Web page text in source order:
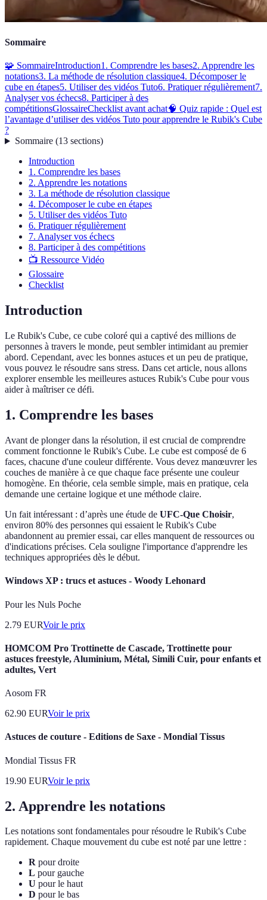
Sommaire
🧩 SommaireIntroduction1. Comprendre les bases2. Apprendre les
notations3. La méthode de résolution classique4. Décomposer le
cube en étapes5. Utiliser des vidéos Tuto6. Pratiquer régulièrement7.
Analyser vos échecs8. Participer à des
compétitionsGlossaireChecklist avant achat🧠 Quiz rapide : Quel est
l’avantage d’utiliser des vidéos Tuto pour apprendre le Rubik's Cube
?
Sommaire(13 sections)
Introduction
1. Comprendre les bases
2. Apprendre les notations
3. La méthode de résolution classique
4. Décomposer le cube en étapes
5. Utiliser des vidéos Tuto
6. Pratiquer régulièrement
7. Analyser vos échecs
8. Participer à des compétitions
📺 Ressource Vidéo
Glossaire
Checklist
Introduction
Le Rubik's Cube, ce cube coloré qui a captivé des millions de
personnes à travers le monde, peut sembler intimidant au premier
abord. Cependant, avec les bonnes astuces et un peu de pratique,
vous pouvez le résoudre sans stress. Dans cet article, nous allons
explorer ensemble les meilleures astuces Rubik's Cube pour vous
aider à maîtriser ce défi.
1. Comprendre les bases
Avant de plonger dans la résolution, il est crucial de comprendre
comment fonctionne le Rubik's Cube. Le cube est composé de 6
faces, chacune d'une couleur différente. Vous devez manœuvrer les
couches de manière à ce que chaque face présente une couleur
homogène. En théorie, cela semble simple, mais en pratique, cela
demande une certaine logique et une méthode claire.
Un fait intéressant : d’après une étude de UFC-Que Choisir,
environ 80% des personnes qui essaient le Rubik's Cube
abandonnent au premier essai, car elles manquent de ressources ou
d'indications précises. Cela souligne l'importance d'apprendre les
techniques appropriées dès le début.
Windows XP : trucs et astuces - Woody Lehonard
Pour les Nuls Poche
2.79 EURVoir le prix
HOMCOM Pro Trottinette de Cascade, Trottinette pour
astuces freestyle, Aluminium, Métal, Simili Cuir, pour enfants et
adultes, Vert
Aosom FR
62.90 EURVoir le prix
Astuces de couture - Editions de Saxe - Mondial Tissus
Mondial Tissus FR
19.90 EURVoir le prix
2. Apprendre les notations
Les notations sont fondamentales pour résoudre le Rubik's Cube
rapidement. Chaque mouvement du cube est noté par une lettre :
R pour droite
L pour gauche
U pour le haut
D pour le bas